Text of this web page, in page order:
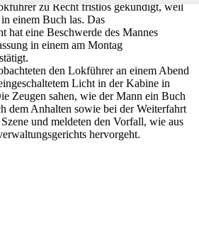
zu Recht fristlos gekündigt, weil
einem Buch las. Das
hat eine Beschwerde des Mannes
in einem am Montag
den Lokführer an einem Abend
Licht in der Kabine in
Zeugen sahen, wie der Mann ein Buch
dem Anhalten sowie bei der Weiterfahrt
und meldeten den Vorfall, wie aus
hervorgeht.